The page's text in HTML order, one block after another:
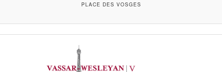
PLACE DES VOSGES